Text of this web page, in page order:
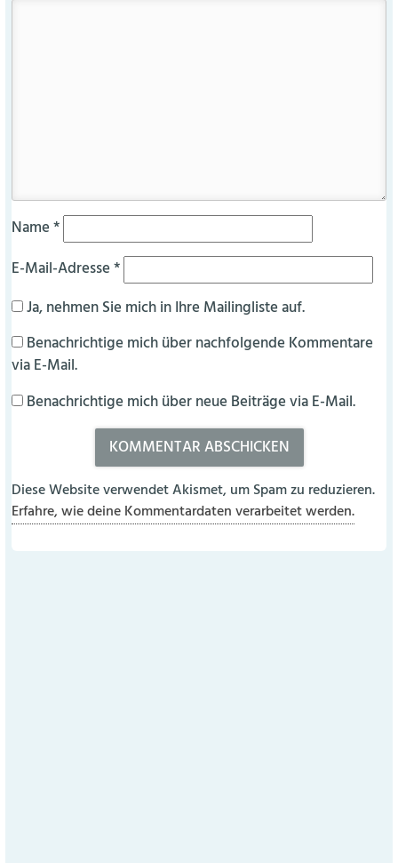
Name*
E-Mail-Adresse*
Ja, nehmen Sie mich in Ihre Mailingliste auf.
Benachrichtige mich über nachfolgende Kommentare
via E-Mail.
Benachrichtige mich über neue Beiträge via E-Mail.
Diese Website verwendet Akismet, um Spam zu reduzieren.
Erfahre, wie deine Kommentardaten verarbeitet werden.